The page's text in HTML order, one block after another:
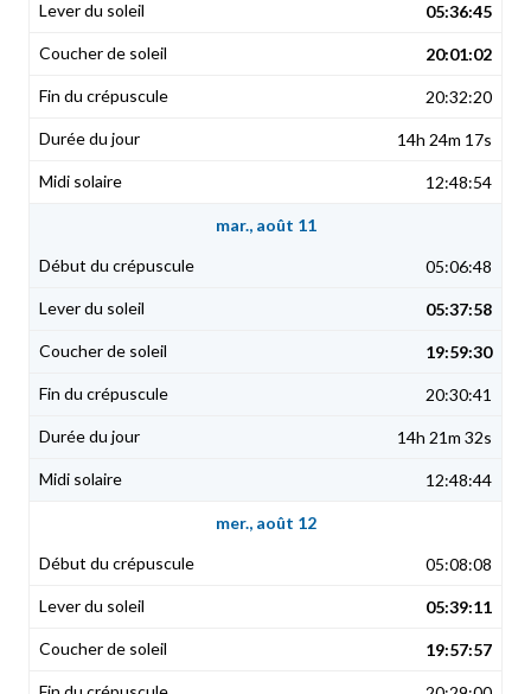
05:36:45
20:01:02
20:32:20
14h 24m 17s
12:48:54
mar., août 11
05:06:48
05:37:58
19:59:30
20:30:41
14h 21m 32s
12:48:44
mer., août 12
05:08:08
05:39:11
19:57:57